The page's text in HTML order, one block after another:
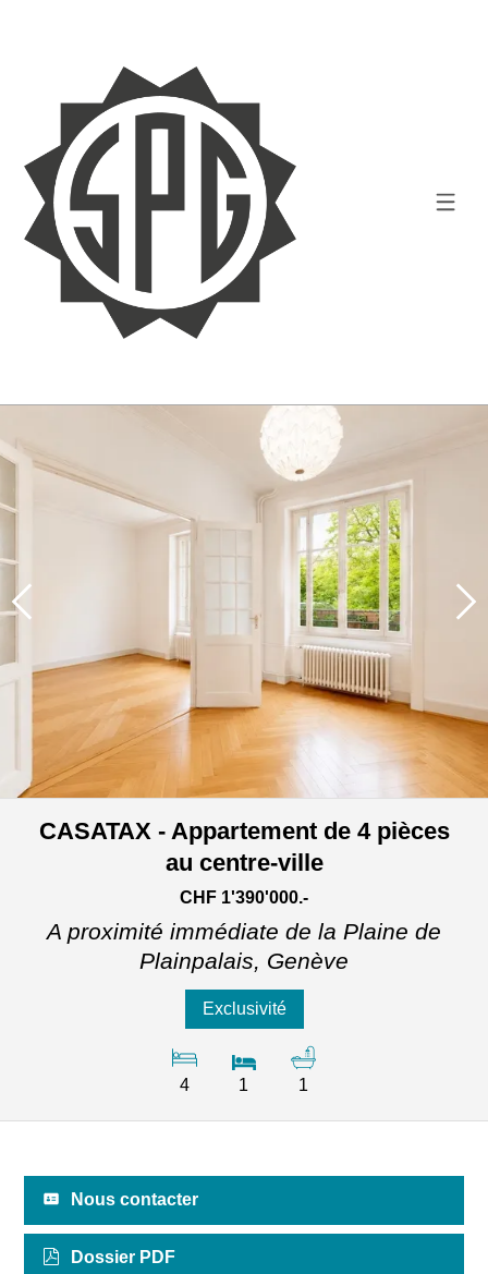
CASATAX - Appartement de 4 pièces
au centre-ville
CHF 1'390'000.-
A proximité immédiate de la Plaine de
Plainpalais, Genève
Exclusivité
4 1 1
Nous contacter
Dossier PDF